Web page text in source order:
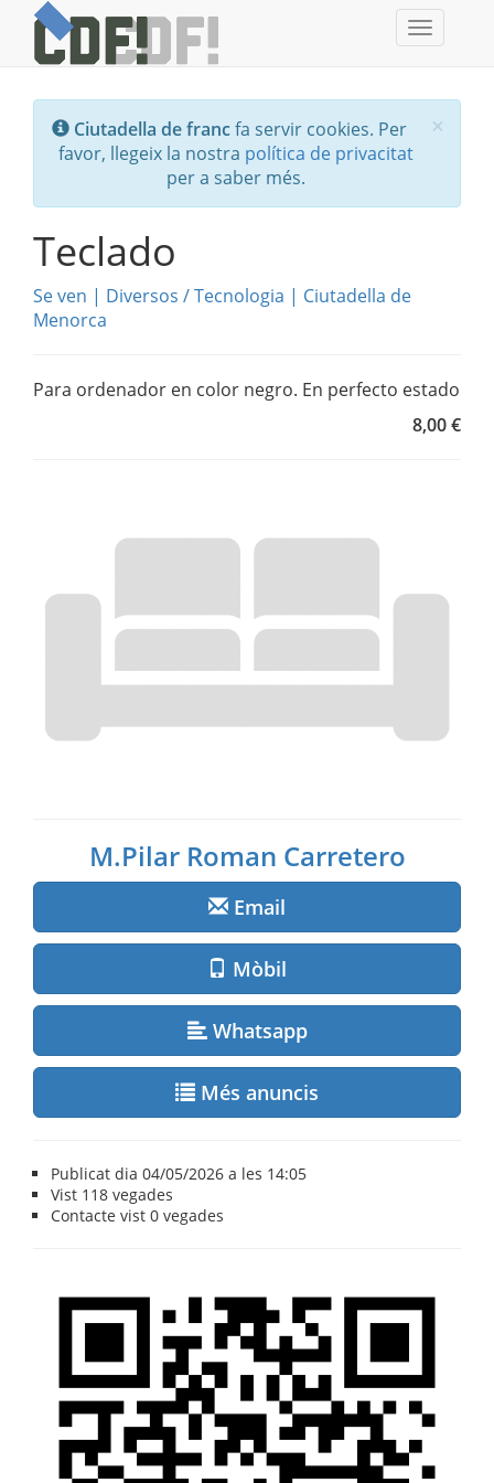
Toggle
×
Ciutadella de francfa servir cookies. Per
favor, llegeix la nostra política de privacitat
per a saber més.
Teclado
Se ven | Diversos /Tecnologia | Ciutadella de
Menorca
Para ordenador en color negro. En perfecto estado
8,00 €
M.Pilar Roman Carretero
Email
Mòbil
Whatsapp
Més anuncis
Publicat dia 04/05/2026 a les 14:05
Vist 118 vegades
Contacte vist0 vegades